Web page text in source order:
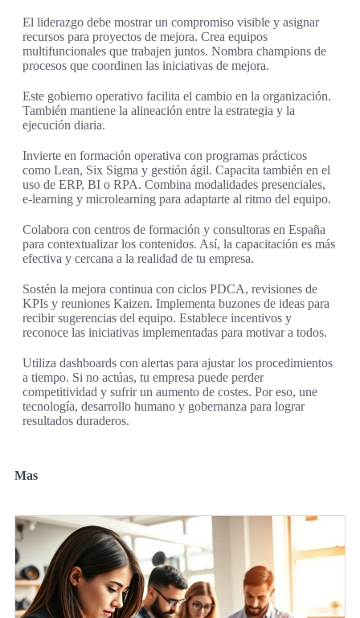
El liderazgo debe mostrar un compromiso visible y asignar
recursos para proyectos de mejora. Crea equipos
multifuncionales que trabajen juntos. Nombra champions de
procesos que coordinen las iniciativas de mejora.
Este gobierno operativo facilita el cambio en la organización.
También mantiene la alineación entre la estrategia y la
ejecución diaria.
Invierte en formación operativa con programas prácticos
como Lean, Six Sigma y gestión ágil. Capacita también en el
uso de ERP, BI o RPA. Combina modalidades presenciales,
e-learning y microlearning para adaptarte al ritmo del equipo.
Colabora con centros de formación y consultoras en España
para contextualizar los contenidos. Así, la capacitación es más
efectiva y cercana a la realidad de tu empresa.
Sostén la mejora continua con ciclos PDCA, revisiones de
KPIs y reuniones Kaizen. Implementa buzones de ideas para
recibir sugerencias del equipo. Establece incentivos y
reconoce las iniciativas implementadas para motivar a todos.
Utiliza dashboards con alertas para ajustar los procedimientos
a tiempo. Si no actúas, tu empresa puede perder
competitividad y sufrir un aumento de costes. Por eso, une
tecnología, desarrollo humano y gobernanza para lograr
resultados duraderos.
Mas